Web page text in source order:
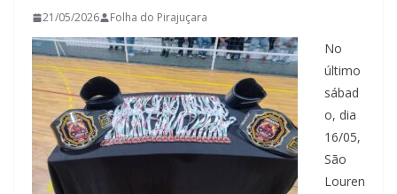
21/05/2026 Folha do Pirajuçara
No
último
sábad
o, dia
16/05,
São
Louren